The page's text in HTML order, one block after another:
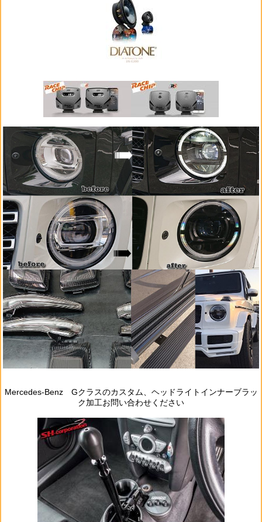
Mercedes‐Benz Gクラスのカスタム、ヘッドライトインナーブラッ
ク加工お問い合わせください